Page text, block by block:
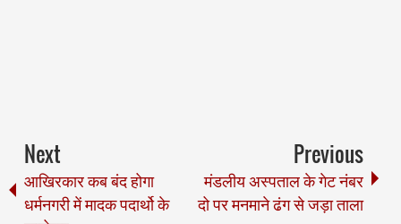
Next
आखिरकार कब बंद होगा
धर्मनगरी में मादक पदार्थो के
Previous
मंडलीय अस्पताल के गेट नंबर
दो पर मनमाने ढंग से जड़ा ताला